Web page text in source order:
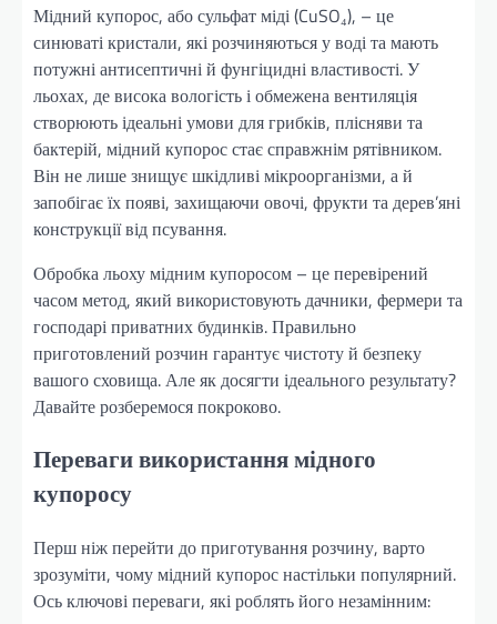
Мідний купорос, або сульфат міді (CuSO₄), – це
синюваті кристали, які розчиняються у воді та мають
потужні антисептичні й фунгіцидні властивості. У
льохах, де висока вологість і обмежена вентиляція
створюють ідеальні умови для грибків, плісняви та
бактерій, мідний купорос стає справжнім рятівником.
Він не лише знищує шкідливі мікроорганізми, а й
запобігає їх появі, захищаючи овочі, фрукти та дерев’яні
конструкції від псування.
Обробка льоху мідним купоросом – це перевірений
часом метод, який використовують дачники, фермери та
господарі приватних будинків. Правильно
приготовлений розчин гарантує чистоту й безпеку
вашого сховища. Але як досягти ідеального результату?
Давайте розберемося покроково.
Переваги використання мідного
купоросу
Перш ніж перейти до приготування розчину, варто
зрозуміти, чому мідний купорос настільки популярний.
Ось ключові переваги, які роблять його незамінним: